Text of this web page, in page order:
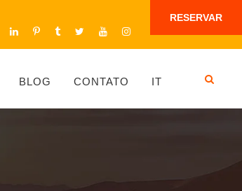
RESERVAR
BLOG CONTATO IT